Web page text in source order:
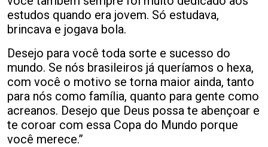
estudos quando era jovem. Só estudava,
brincava e jogava bola.
Desejo para você toda sorte e sucesso do
mundo. Se nós brasileiros já queríamos o hexa,
com você o motivo se torna maior ainda, tanto
para nós como família, quanto para gente como
acreanos. Desejo que Deus possa te abençoar e
te coroar com essa Copa do Mundo porque
você merece.”